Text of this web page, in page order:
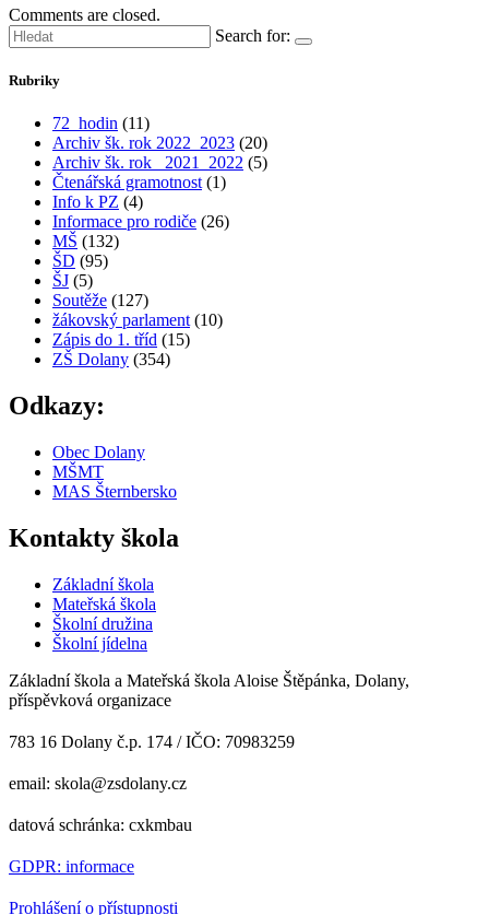
Comments are closed.
Search for:
Rubriky
72_hodin (11)
Archiv šk. rok 2022_2023 (20)
Archiv šk. rok_ 2021_2022 (5)
Čtenářská gramotnost (1)
Info k PZ (4)
Informace pro rodiče (26)
MŠ (132)
ŠD (95)
ŠJ (5)
Soutěže (127)
žákovský parlament (10)
Zápis do 1. tříd (15)
ZŠ Dolany (354)
Odkazy:
Obec Dolany
MŠMT
MAS Šternbersko
Kontakty škola
Základní škola
Mateřská škola
Školní družina
Školní jídelna
Základní škola a Mateřská škola Aloise Štěpánka, Dolany,
příspěvková organizace
783 16 Dolany č.p. 174 / IČO: 70983259
email: skola@zsdolany.cz
datová schránka: cxkmbau
GDPR: informace
Prohlášení o přístupnosti